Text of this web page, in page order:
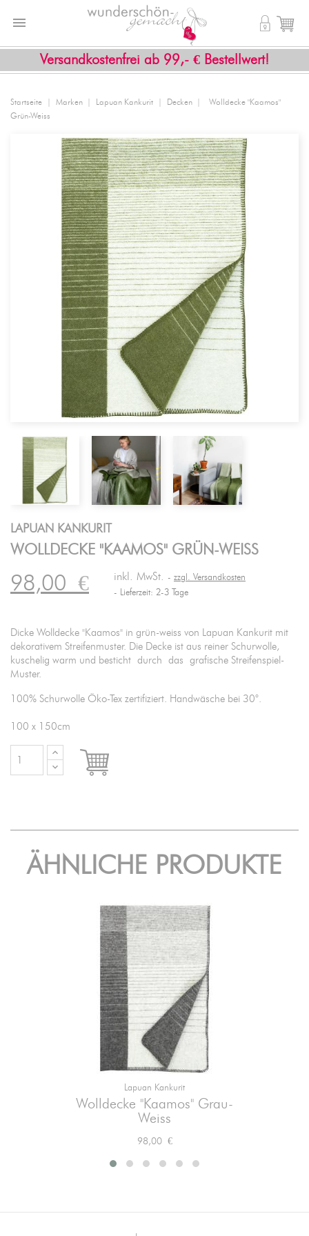
Versandkostenfrei ab 99,- € Bestellwert!
 shopping_cart

Startseite Marken Lapuan Kankurit Decken
Wolldecke "Kaamos"
Grün-Weiss
LAPUAN KANKURIT
WOLLDECKE "KAAMOS" GRÜN-WEISS
98,00€ inkl. MwSt.
zzgl. Versandkosten
Lieferzeit: 2-3 Tage
Dicke Wolldecke "Kaamos" in grün-weiss von Lapuan Kankurit mit
dekorativem Streifenmuster. Die Decke ist aus reiner Schurwolle,
kuschelig warm und besticht durch das grafische Streifenspiel-
Muster.
100% Schurwolle Öko-Tex zertifiziert. Handwäsche bei 30°.
100 x 150cm

ÄHNLICHE PRODUKTE
Lapuan Kankurit
Wolldecke "Kaamos" Grau-
Weiss
Preis
98,00 €